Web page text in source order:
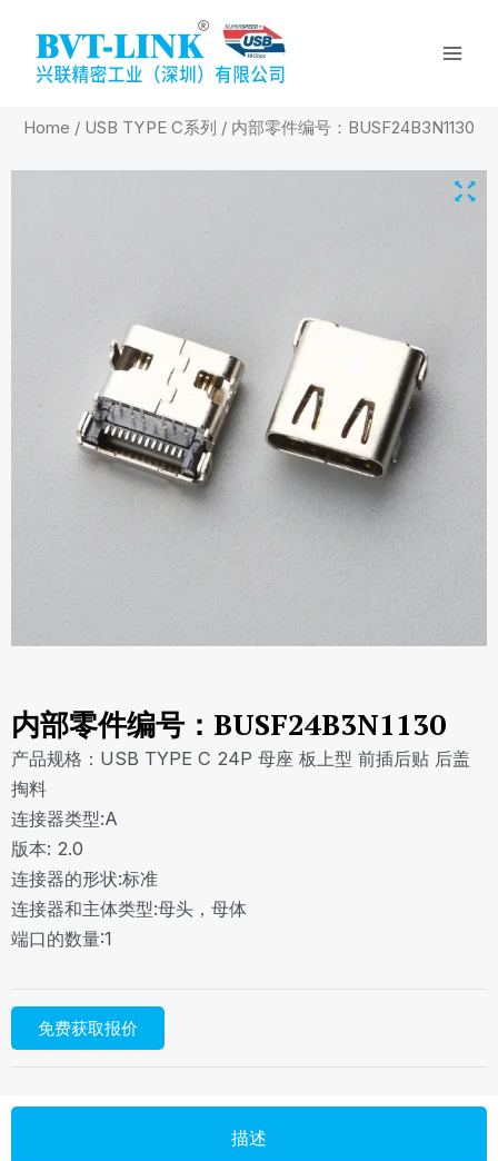
content
Home / USB TYPE C系列 / 内部零件编号：BUSF24B3N1130
内部零件编号：BUSF24B3N1130
产品规格：USB TYPE C 24P 母座 板上型 前插后贴 后盖
掏料
连接器类型:A
版本: 2.0
连接器的形状:标准
连接器和主体类型:母头，母体
端口的数量:1
免费获取报价
描述